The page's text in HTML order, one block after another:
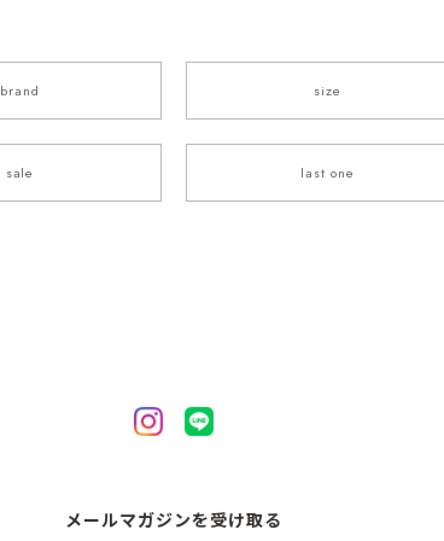
brand size
sale last one
メールマガジンを受け取る